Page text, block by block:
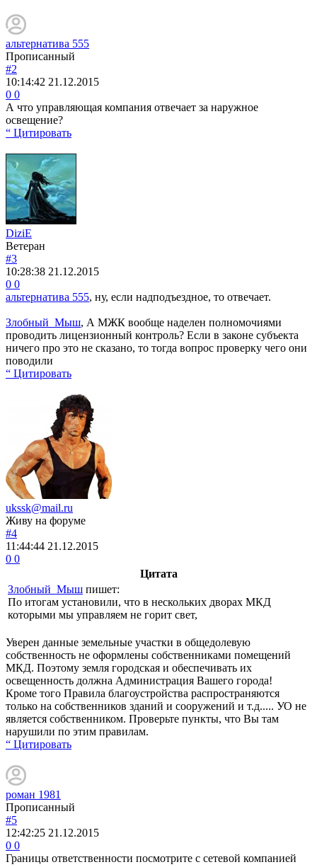
альтернатива 555
Прописанный
#2
10:14:42 21.12.2015
0 0
А что управляющая компания отвечает за наружное
освещение?
“ Цитировать
DiziE
Ветеран
#3
10:28:38 21.12.2015
0 0
альтернатива 555, ну, если надподъездное, то отвечает.
Злобный_Мыш, А МЖК вообще наделен полномочиями
проводить лицензионный контроль? Если в законе субъекта
ничего про это не сказано, то тогда вопрос проверку чего они
поводили
“ Цитировать
ukssk@mail.ru
Живу на форуме
#4
11:44:44 21.12.2015
0 0
Цитата
Злобный_Мыш пишет:
По итогам установили, что в нескольких дворах МКД
которыми мы управляем не горит свет,
Уверен данные земельные участки в общедолевую
собственность не оформлены собственниками помещений
МКД. Поэтому земля городская и обеспечивать их
освещенность должна Администрация Вашего города!
Кроме того Правила благоустройства распространяются
только на собственников зданий и сооружений и т.д..... УО не
является собственником. Проверьте пункты, что Вы там
нарушили по этим правилам.
“ Цитировать
роман 1981
Прописанный
#5
12:42:25 21.12.2015
0 0
Границы ответственности посмотрите с сетевой компанией